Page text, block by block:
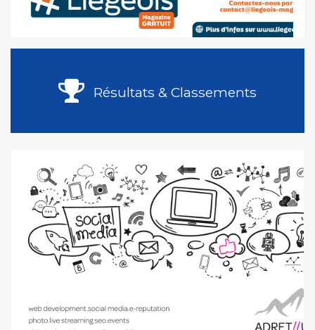
Résultats & Classements